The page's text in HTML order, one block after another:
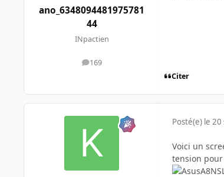
ano_6348094481975781
44
INpactien
169
messages
Citer
Posté(e) le
Voici un
tension pour